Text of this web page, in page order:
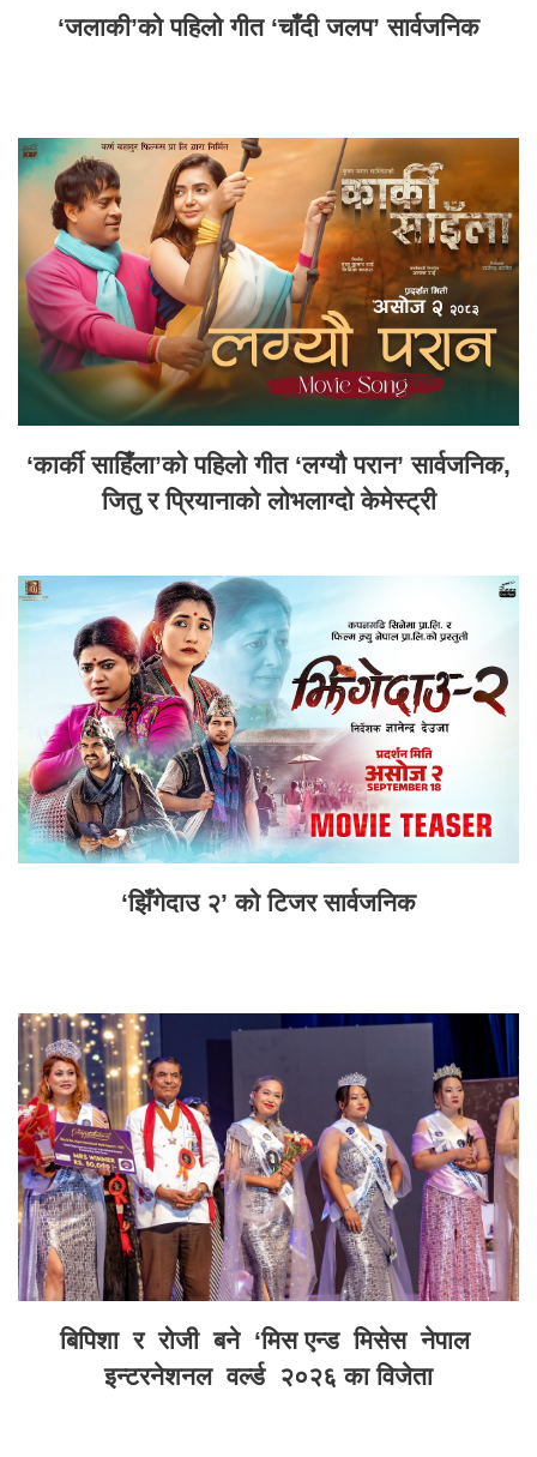
‘जलाकी’को पहिलो गीत ‘चाँदी जलप’ सार्वजनिक
‘कार्की साहिँला’को पहिलो गीत ‘लग्यौ परान’ सार्वजनिक,
जितु र प्रियानाको लोभलाग्दो केमेस्ट्री
‘झिँगेदाउ २’ को टिजर सार्वजनिक
बिपिशा र रोजी बने ‘मिस एन्ड मिसेस नेपाल
इन्टरनेशनल वर्ल्ड २०२६ का विजेता